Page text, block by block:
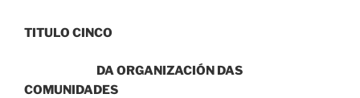
TITULO CINCO
DA ORGANIZACIÓN DAS
COMUNIDADES